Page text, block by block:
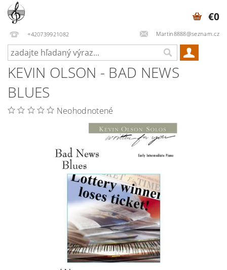
+420739921082 Martin8888@seznam.cz
€0
KEVIN OLSON - BAD NEWS
BLUES
Neohodnotené